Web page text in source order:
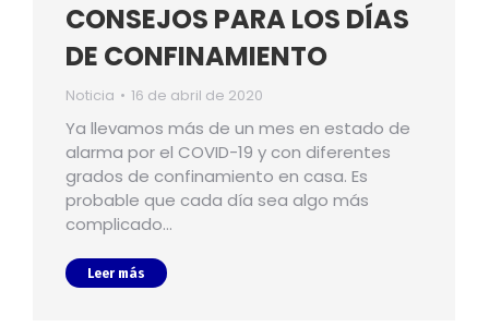
CONSEJOS PARA LOS DÍAS
DE CONFINAMIENTO
Noticia 16 de abril de 2020
Ya llevamos más de un mes en estado de
alarma por el COVID-19 y con diferentes
grados de confinamiento en casa. Es
probable que cada día sea algo más
complicado…
Leer más